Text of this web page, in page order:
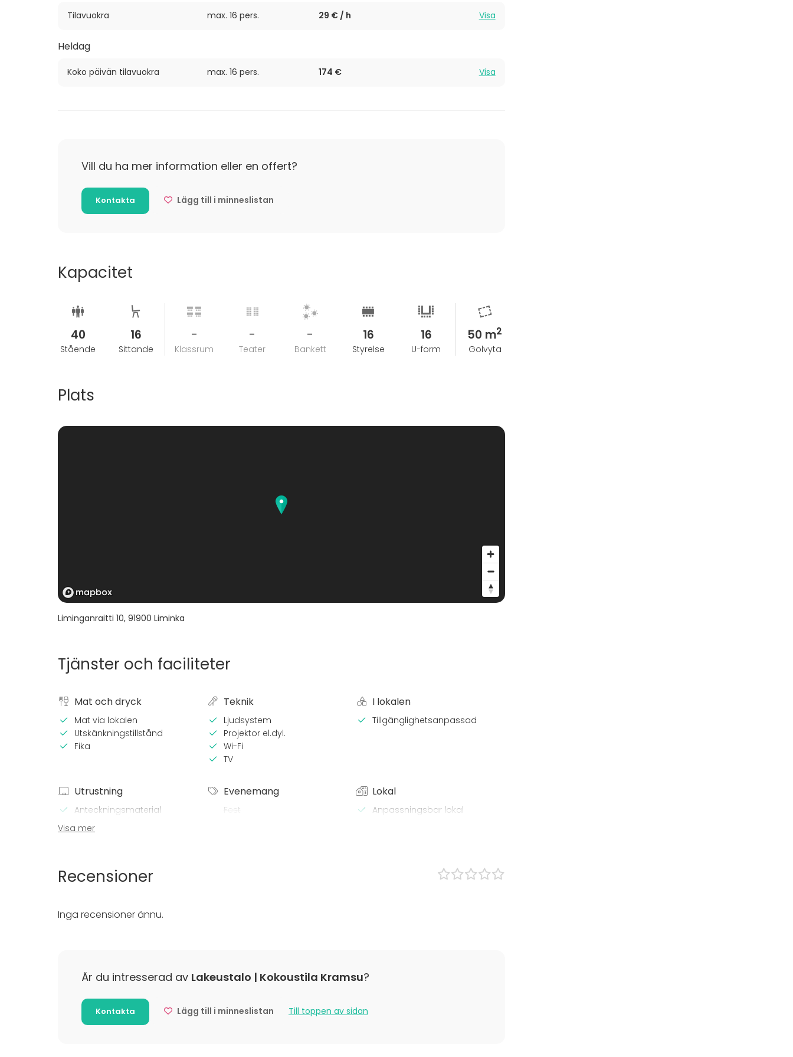
Tilavuokra max. 16 pers. 29 € / h Visa
Heldag
Koko päivän tilavuokra max. 16 pers. 174 € Visa
Vill du ha mer information eller en offert?
Kontakta Lägg till i minneslistan
Kapacitet
40
Stående
16
Sittande
-
Klassrum
-
Teater
-
Bankett
16
Styrelse
16
U-form
50 m2
Golvyta
Plats
Liminganraitti 10, 91900 Liminka
Tjänster och faciliteter
Mat och dryck
Mat via lokalen
Utskänkningstillstånd
Fika
Teknik
Ljudsystem
Projektor el.dyl.
Wi-Fi
TV
I lokalen
Tillgänglighetsanpassad
Utrustning
Anteckningsmaterial
Evenemang
Fest
Lokal
Anpassningsbar lokal
Visa mer
Recensioner
Inga recensioner ännu.
Är du intresserad av Lakeustalo | Kokoustila Kramsu?
Kontakta Lägg till i minneslistan Till toppen av sidan